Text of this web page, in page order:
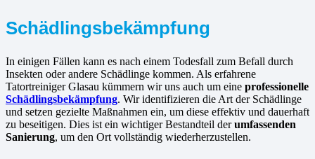
Schädlingsbekämpfung
In einigen Fällen kann es nach einem Todesfall zum Befall durch
Insekten oder andere Schädlinge kommen. Als erfahrene
Tatortreiniger Glasau kümmern wir uns auch um eine professionelle
Schädlingsbekämpfung. Wir identifizieren die Art der Schädlinge
und setzen gezielte Maßnahmen ein, um diese effektiv und dauerhaft
zu beseitigen. Dies ist ein wichtiger Bestandteil derumfassenden
Sanierung, um den Ort vollständig wiederherzustellen.